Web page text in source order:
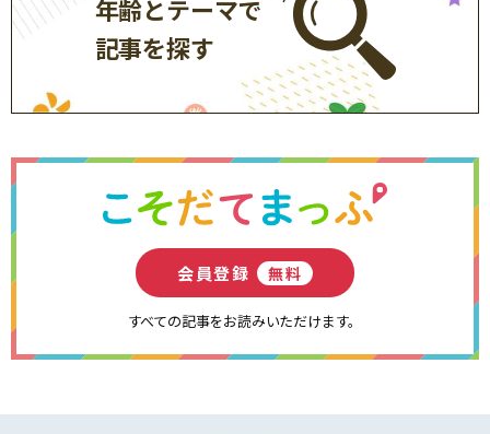
年齢とテーマで
記事を探す
会員登録 無料
すべての記事をお読みいただけます。